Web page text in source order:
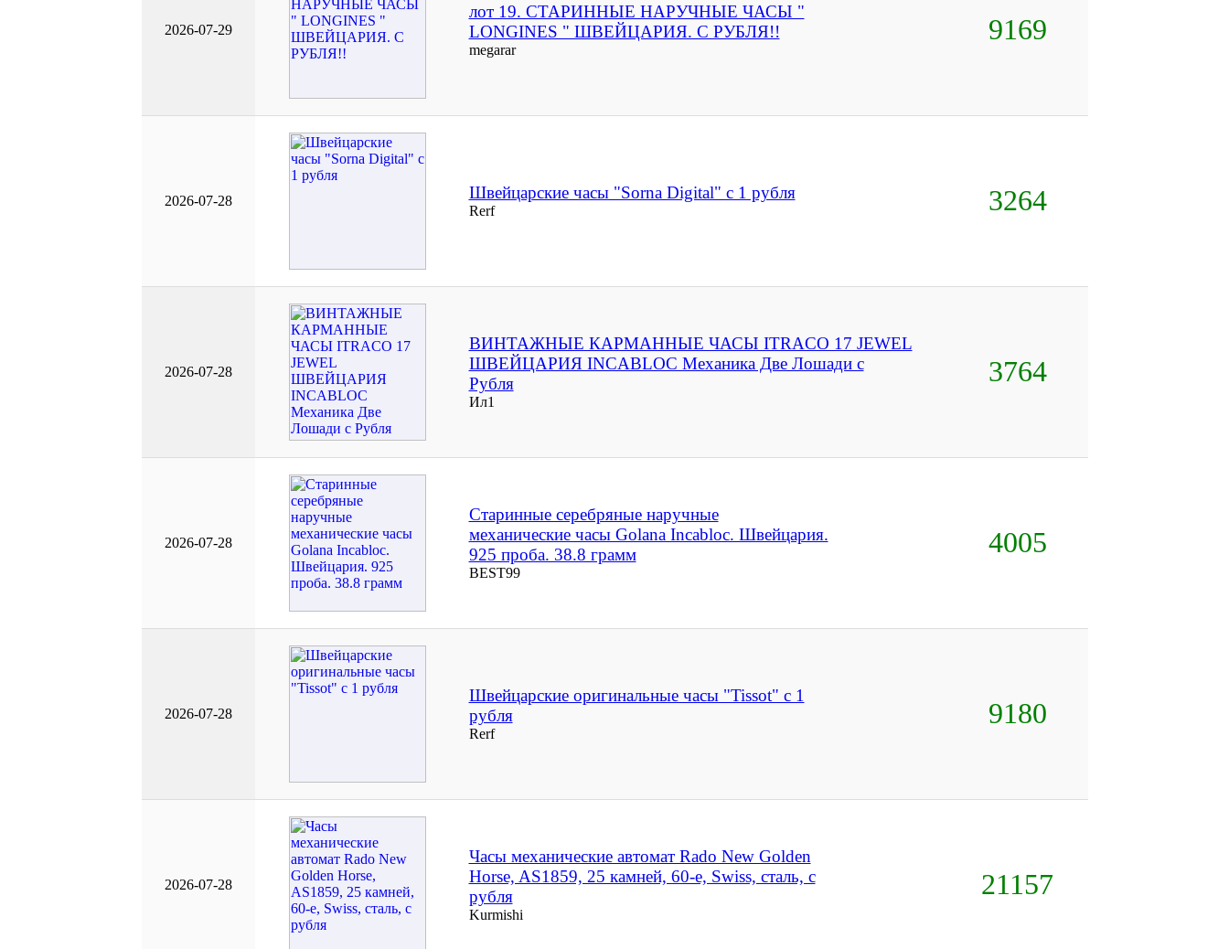
2026-07-29
лот 19. СТАРИННЫЕ НАРУЧНЫЕ ЧАСЫ "
LONGINES " ШВЕЙЦАРИЯ. С РУБЛЯ!!
megarar
9169
2026-07-28 Швейцарские часы "Sorna Digital" с 1 рубля
Rerf 3264
2026-07-28
ВИНТАЖНЫЕ КАРМАННЫЕ ЧАСЫ ITRACO 17 JEWEL
ШВЕЙЦАРИЯ INCABLOC Механика Две Лошади с
Рубля
Ил1
3764
2026-07-28
Старинные серебряные наручные
механические часы Golana Incabloc. Швейцария.
925 проба. 38.8 грамм
BEST99
4005
2026-07-28
Швейцарские оригинальные часы "Tissot" с 1
рубля
Rerf
9180
2026-07-28
Часы механические автомат Rado New Golden
Horse, AS1859, 25 камней, 60-е, Swiss, сталь, с
рубля
Kurmishi
21157